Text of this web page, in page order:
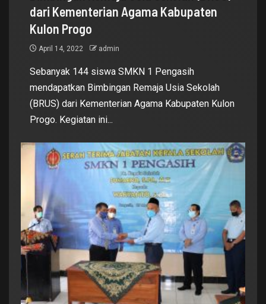
dari Kementerian Agama Kabupaten
Kulon Progo
April 14, 2022 admin
Sebanyak 144 siswa SMKN 1 Pengasih
mendapatkan Bimbingan Remaja Usia Sekolah
(BRUS) dari Kementerian Agama Kabupaten Kulon
Progo. Kegiatan ini...